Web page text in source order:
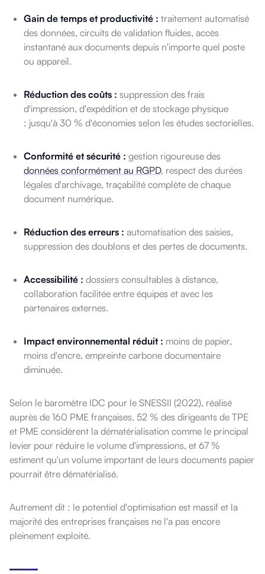
Gain de temps et productivité : traitement automatisé
des données, circuits de validation fluides, accès
instantané aux documents depuis n'importe quel poste
ou appareil.
Réduction des coûts : suppression des frais
d'impression, d'expédition et de stockage physique
; jusqu'à 30 % d'économies selon les études sectorielles.
Conformité et sécurité : gestion rigoureuse des
données conformément au RGPD, respect des durées
légales d'archivage, traçabilité complète de chaque
document numérique.
Réduction des erreurs : automatisation des saisies,
suppression des doublons et des pertes de documents.
Accessibilité : dossiers consultables à distance,
collaboration facilitée entre équipes et avec les
partenaires externes.
Impact environnemental réduit : moins de papier,
moins d'encre, empreinte carbone documentaire
diminuée.
Selon le baromètre IDC pour le SNESSII (2022), réalisé
auprès de 160 PME françaises, 52 % des dirigeants de TPE
et PME considèrent la dématérialisation comme le principal
levier pour réduire le volume d'impressions, et 67 %
estiment qu'un volume important de leurs documents papier
pourrait être dématérialisé.
Autrement dit : le potentiel d'optimisation est massif et la
majorité des entreprises françaises ne l'a pas encore
pleinement exploité.